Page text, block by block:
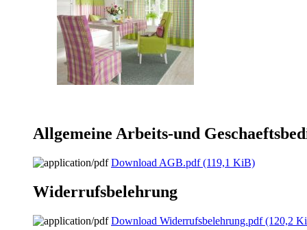
Allgemeine Arbeits-und
Download AGB.pdf(119,1 KiB)
Widerrufsbelehrung
Download Widerrufsbelehrung.pdf(120,2